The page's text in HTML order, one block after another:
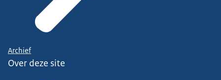
Archief
Over deze site